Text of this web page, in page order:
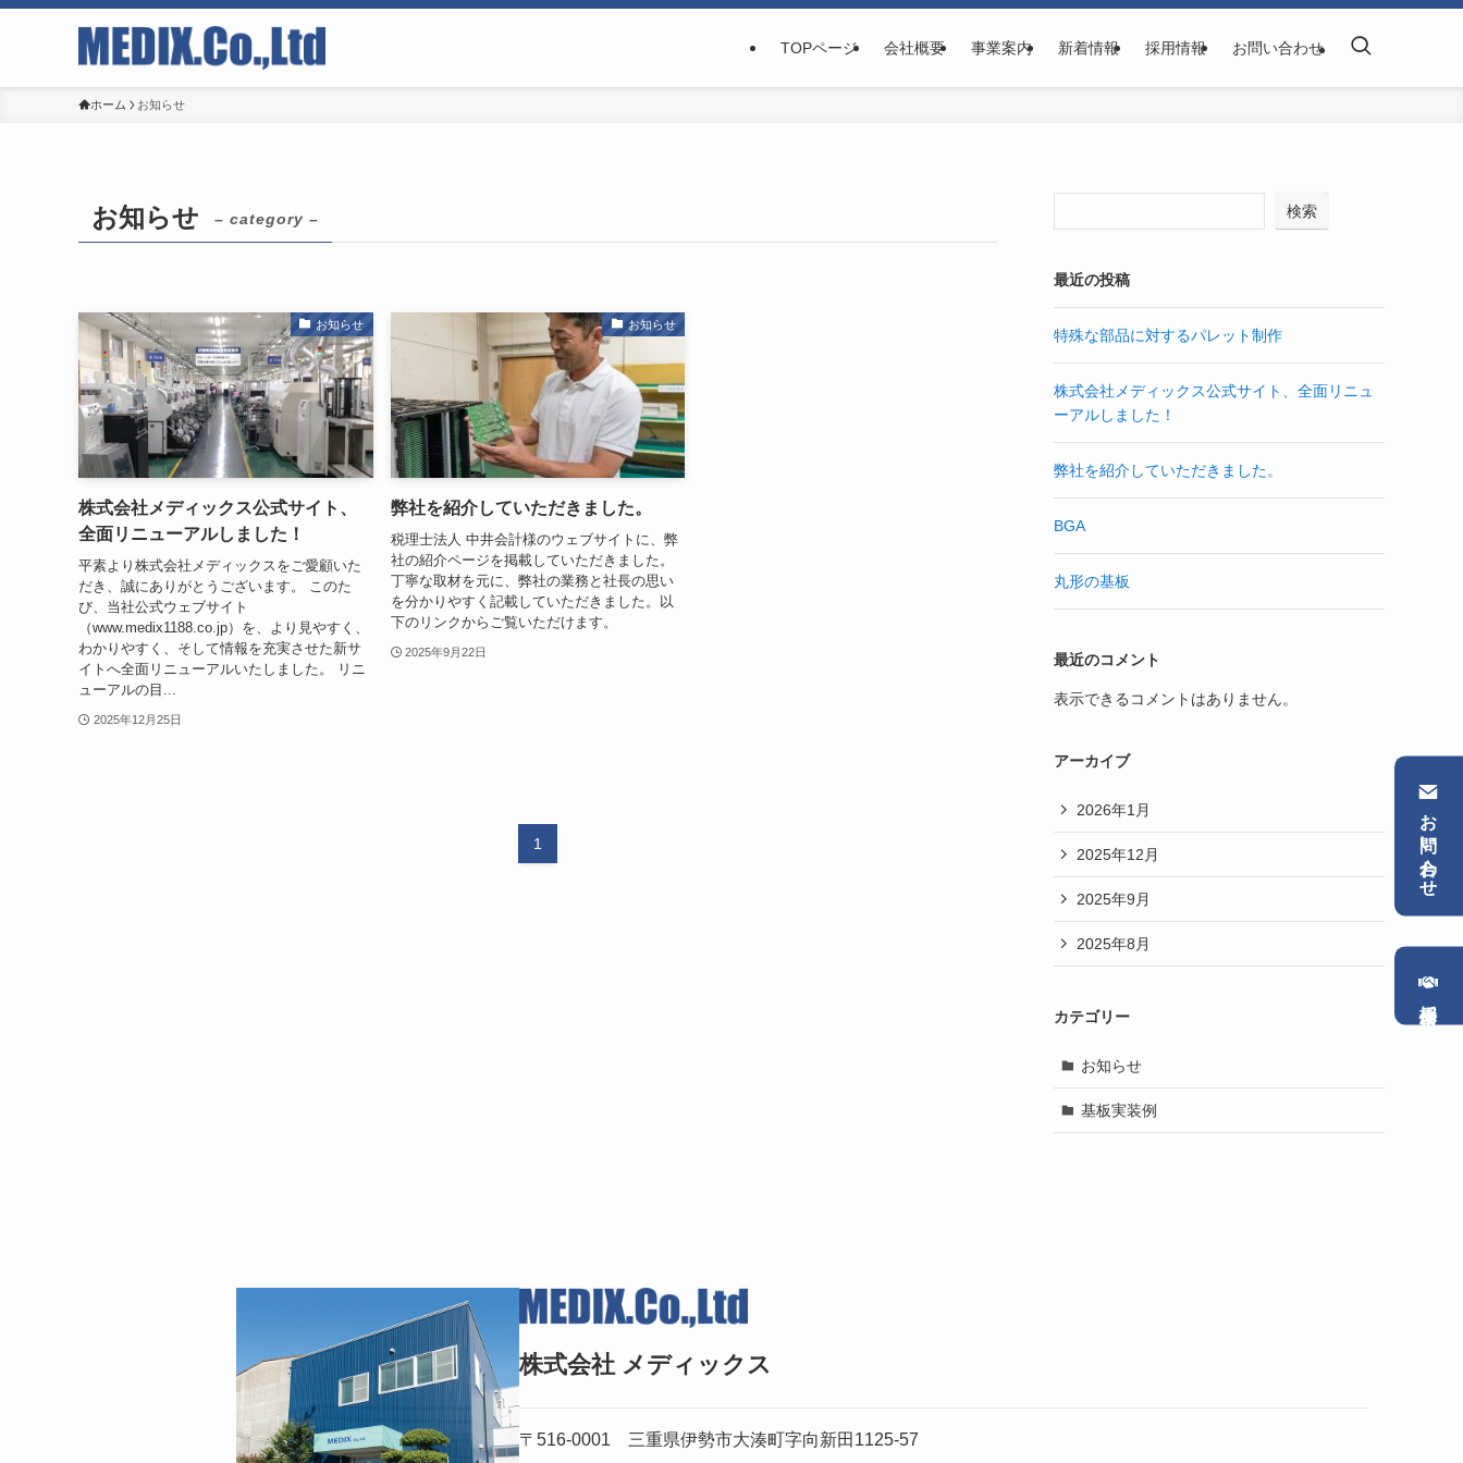
TOPページ 会社概要 事業案内 新着情報 採用情報 お問い合わせ
ホーム お知らせ
お知らせ – category –
お知らせ
株式会社メディックス公式サイト、
全面リニューアルしました！
平素より株式会社メディックスをご愛顧いた
だき、誠にありがとうございます。 このた
び、当社公式ウェブサイト
（www.medix1188.co.jp）を、より見やすく、
わかりやすく、そして情報を充実させた新サ
イトへ全面リニューアルいたしました。 リニ
ューアルの目...
2025年12月25日
お知らせ
弊社を紹介していただきました。
税理士法人 中井会計様のウェブサイトに、弊
社の紹介ページを掲載していただきました。
丁寧な取材を元に、弊社の業務と社長の思い
を分かりやすく記載していただきました。以
下のリンクからご覧いただけます。
2025年9月22日
1
検索
最近の投稿
特殊な部品に対するパレット制作
株式会社メディックス公式サイト、全面リニュ
ーアルしました！
弊社を紹介していただきました。
BGA
丸形の基板
最近のコメント
表示できるコメントはありません。
アーカイブ
2026年1月
2025年12月
2025年9月
2025年8月
カテゴリー
お知らせ
基板実装例
お問い合わせ
株式会社 メディックス
〒516-0001 三重県伊勢市大湊町字向新田1125-57